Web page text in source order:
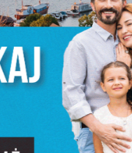
momencie możesz
Niezbędne
Niezbędne pliki
funkcjonowania
komfortowe